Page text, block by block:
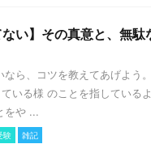
い】その真意と、無
ら、コツを教えてあげよう
いる様 のことを指している
をや ...
験 雑記